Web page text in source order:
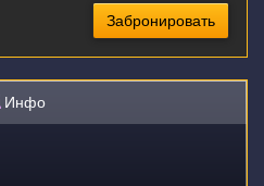
Забронировать
Инфо